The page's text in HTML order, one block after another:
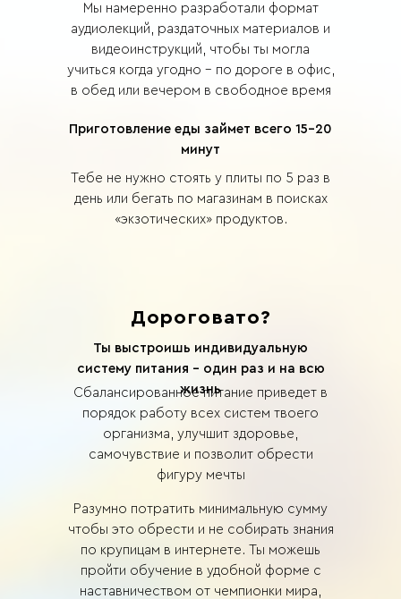
Мы намеренно разработали формат
аудиолекций, раздаточных материалов и
видеоинструкций, чтобы ты могла
учиться когда угодно - по дороге в офис,
в обед или вечером в свободное время
Приготовление еды займет всего 15-20
минут
Тебе не нужно стоять у плиты по 5 раз в
день или бегать по магазинам в поисках
«экзотических» продуктов.
Дороговато?
Ты выстроишь индивидуальную
систему питания - один раз и на всю
жизнь
Сбалансированное питание приведет в
порядок работу всех систем твоего
организма, улучшит здоровье,
самочувствие и позволит обрести
фигуру мечты
Разумно потратить минимальную сумму
чтобы это обрести и не собирать знания
по крупицам в интернете. Ты можешь
пройти обучение в удобной форме с
наставничеством от чемпионки мира,